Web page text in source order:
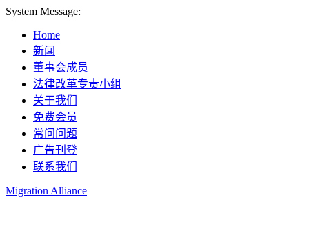
System Message:
Home
新闻
董事会成员
法律改革专责小组
关于我们
免费会员
常问问题
广告刊登
联系我们
Migration Alliance